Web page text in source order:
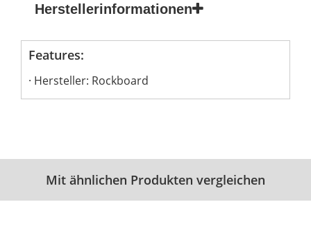
Herstellerinformationen
Features:
Hersteller: Rockboard
Mit ähnlichen Produkten vergleichen